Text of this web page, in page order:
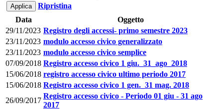
Ripristina
Data
Oggetto
29/11/2023 Registro degli accessi- primo semestre 2023
23/11/2023 modulo accesso civico generalizzato
23/11/2023 modulo accesso civico semplice
07/09/2018 Registro accesso civico 1 giu._31_ago_2018
15/06/2018 registro accesso civico ultimo periodo 2017
15/06/2018 Registro accesso civico 1 gen._31 mag. 2018
26/09/2017
Registro accesso civico - Periodo 01 giu - 31 ago
2017